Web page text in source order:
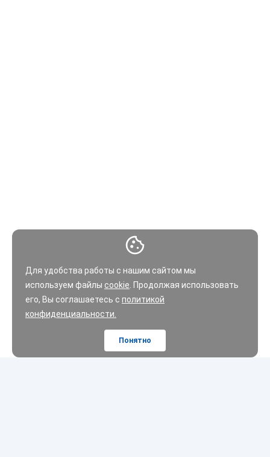
Для удобства работы с нашим сайтом мы
используем файлы cookie . Продолжая использовать
его, Вы соглашаетесь с политикой
конфиденциальности.
Понятно